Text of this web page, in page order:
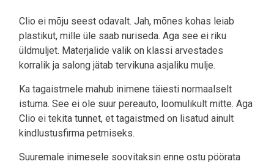
Clio ei mõju seest odavalt. Jah, mõnes kohas leiab
plastikut, mille üle saab nuriseda. Aga see ei riku
üldmuljet. Materjalide valik on klassi arvestades
korralik ja salong jätab tervikuna asjaliku mulje.
Ka tagaistmele mahub inimene täiesti normaalselt
istuma. See ei ole suur pereauto, loomulikult mitte. Aga
Clio ei tekita tunnet, et tagaistmed on lisatud ainult
kindlustusfirma petmiseks.
Suuremale inimesele soovitaksin enne ostu pöörata